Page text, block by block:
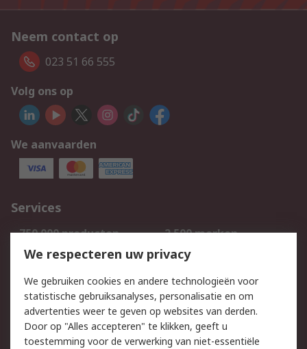
Neem contact op
023 51 66 555
Volg ons op
We aanvaarden
Services
750.000 producten
2.500 merken
Bestellen
Inkoopoplossingen
Track & Trace
Wettelijk
We respecteren uw privacy
We gebruiken cookies en andere technologieën voor
statistische gebruiksanalyses, personalisatie en om
advertenties weer te geven op websites van derden.
Door op "Alles accepteren" te klikken, geeft u
toestemming voor de verwerking van niet-essentiële